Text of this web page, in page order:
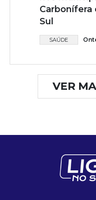
Carbonífera
Sul
SAÚDE
VER